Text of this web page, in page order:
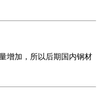
增加，所以后期国内钢材